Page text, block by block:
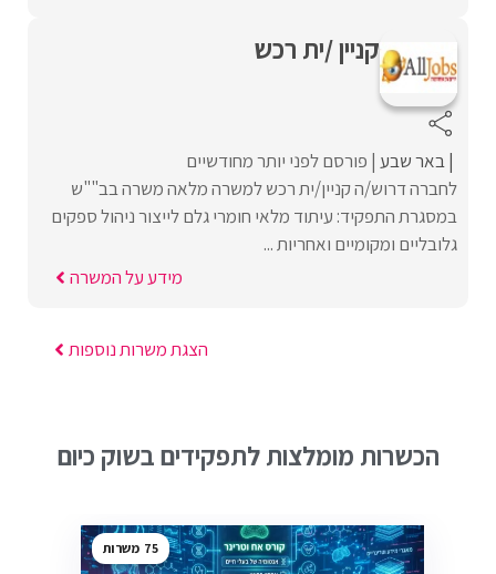
קניין /ית רכש
באר שבע פורסם לפני יותר מחודשיים
לחברה דרוש/ה קניין/ית רכש למשרה מלאה משרה בב""ש
במסגרת התפקיד: עיתוד מלאי חומרי גלם לייצור ניהול ספקים
גלובליים ומקומיים ואחריות ...
מידע על המשרה
הצגת משרות נוספות
הכשרות מומלצות לתפקידים בשוק כיום
75